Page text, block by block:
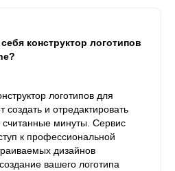
конструктор логотипов
логотипов для
создать и отредактировать
минуты. Сервис
к профессиональной
дизайнов
вашего логотипа